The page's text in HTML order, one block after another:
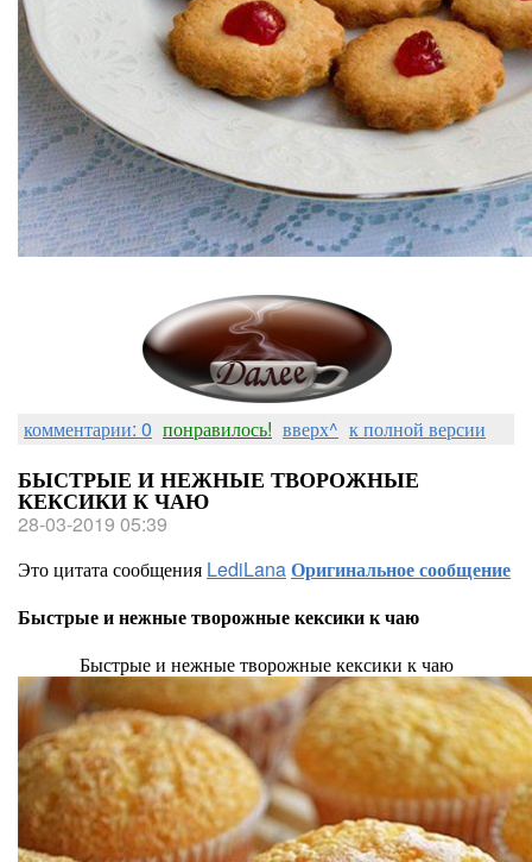
комментарии: 0 понравилось! вверх^ к полной версии
БЫСТРЫЕ И НЕЖНЫЕ ТВОРОЖНЫЕ
КЕКСИКИ К ЧАЮ
28-03-2019 05:39
Это цитата сообщения LediLanaОригинальное сообщение
Быстрые и нежные творожные кексики к чаю
Быстрые и нежные творожные кексики к чаю